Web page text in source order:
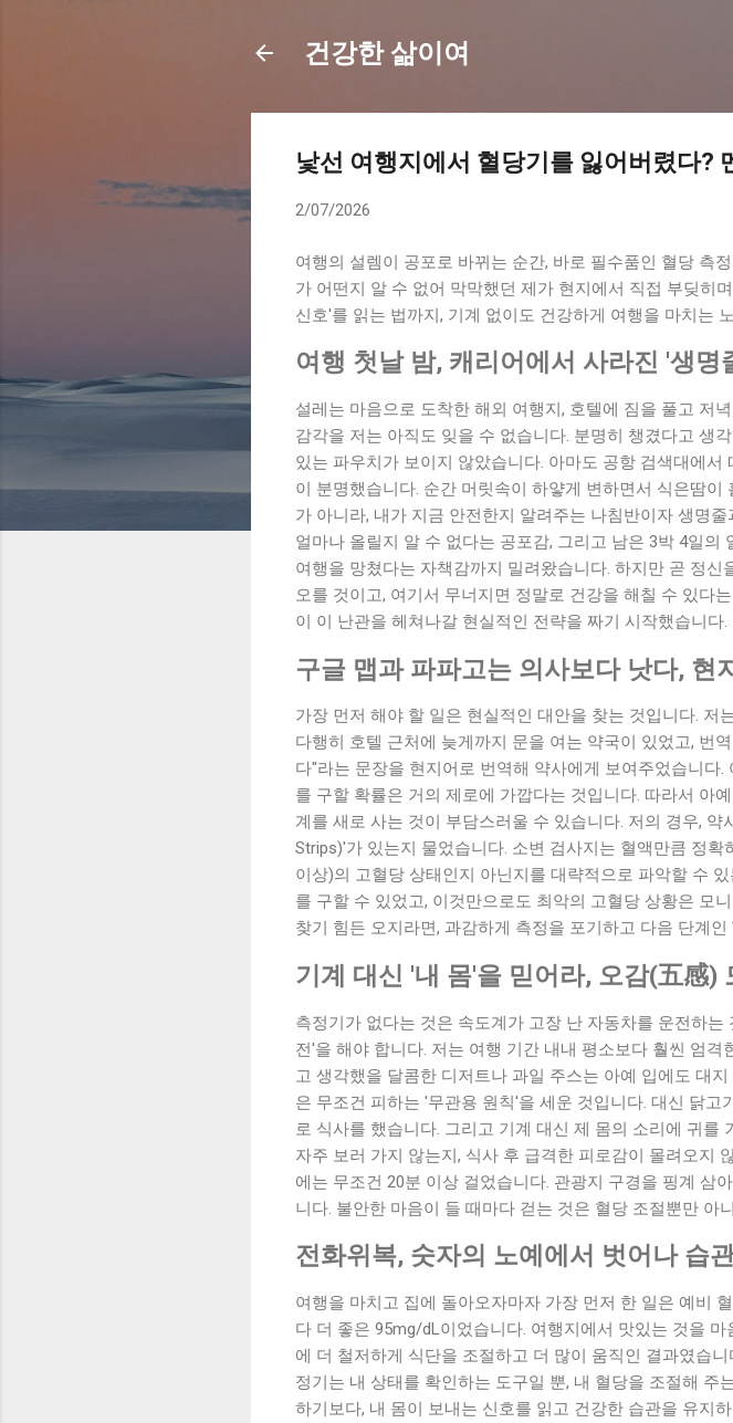
건강한 삶이여
낯선 여행지에서 혈당기를 잃어버렸다?
2/07/2026
여행의 설렘이 공포로 바뀌는 순간, 바로 필수품인 혈당 측
가 어떤지 알 수 없어 막막했던 제가 현지에서 직접 부딪히
신호'를 읽는 법까지, 기계 없이도 건강하게 여행을 마치는
여행 첫날 밤, 캐리어에서 사라진 '생명
설레는 마음으로 도착한 해외 여행지, 호텔에 짐을 풀고 저
감각을 저는 아직도 잊을 수 없습니다. 분명히 챙겼다고 생
있는 파우치가 보이지 않았습니다. 아마도 공항 검색대에
이 분명했습니다. 순간 머릿속이 하얗게 변하면서 식은땀
가 아니라, 내가 지금 안전한지 알려주는 나침반이자 생명
얼마나 올릴지 알 수 없다는 공포감, 그리고 남은 3박 4일
여행을 망쳤다는 자책감까지 밀려왔습니다. 하지만 곧 정
오를 것이고, 여기서 무너지면 정말로 건강을 해칠 수 있다
이 이 난관을 헤쳐나갈 현실적인 전략을 짜기 시작했습니다.
구글 맵과 파파고는 의사보다 낫다, 현
가장 먼저 해야 할 일은 현실적인 대안을 찾는 것입니다. 저
다행히 호텔 근처에 늦게까지 문을 여는 약국이 있었고, 번
다"라는 문장을 현지어로 번역해 약사에게 보여주었습니
를 구할 확률은 거의 제로에 가깝다는 것입니다. 따라서 아
계를 새로 사는 것이 부담스러울 수 있습니다. 저의 경우,
Strips)'가 있는지 물었습니다. 소변 검사지는 혈액만큼 정
이상)의 고혈당 상태인지 아닌지를 대략적으로 파악할 수
를 구할 수 있었고, 이것만으로도 최악의 고혈당 상황은 모
찾기 힘든 오지라면, 과감하게 측정을 포기하고 다음 단계
기계 대신 '내 몸'을 믿어라, 오감(五感)
측정기가 없다는 것은 속도계가 고장 난 자동차를 운전하
전'을 해야 합니다. 저는 여행 기간 내내 평소보다 훨씬 엄
고 생각했을 달콤한 디저트나 과일 주스는 아예 입에도 대
은 무조건 피하는 '무관용 원칙'을 세운 것입니다. 대신 닭
로 식사를 했습니다. 그리고 기계 대신 제 몸의 소리에 귀
자주 보러 가지 않는지, 식사 후 급격한 피로감이 몰려오지
에는 무조건 20분 이상 걸었습니다. 관광지 구경을 핑계 삼
니다. 불안한 마음이 들 때마다 걷는 것은 혈당 조절뿐만 아
전화위복, 숫자의 노예에서 벗어나 습
여행을 마치고 집에 돌아오자마자 가장 먼저 한 일은 예비
다 더 좋은 95mg/dL이었습니다. 여행지에서 맛있는 것을
에 더 철저하게 식단을 조절하고 더 많이 움직인 결과였습
정기는 내 상태를 확인하는 도구일 뿐, 내 혈당을 조절해
하기보다, 내 몸이 보내는 신호를 읽고 건강한 습관을 유지